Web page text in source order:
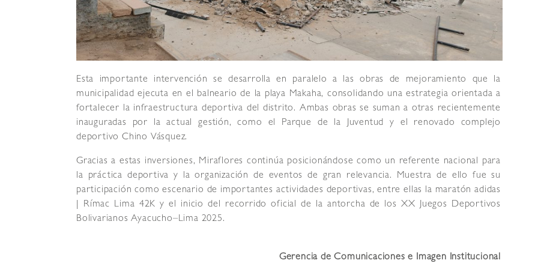
Esta importante intervención se desarrolla en paralelo a las obras de mejoramiento que la
municipalidad ejecuta en el balneario de la playa Makaha, consolidando una estrategia orientada a
fortalecer la infraestructura deportiva del distrito. Ambas obras se suman a otras recientemente
inauguradas por la actual gestión, como el Parque de la Juventud y el renovado complejo
deportivo Chino Vásquez.
Gracias a estas inversiones, Miraflores continúa posicionándose como un referente nacional para
la práctica deportiva y la organización de eventos de gran relevancia. Muestra de ello fue su
participación como escenario de importantes actividades deportivas, entre ellas la maratón adidas
| Rímac Lima 42K y el inicio del recorrido oficial de la antorcha de los XX Juegos Deportivos
Bolivarianos Ayacucho–Lima 2025.
Gerencia de Comunicaciones e Imagen Institucional